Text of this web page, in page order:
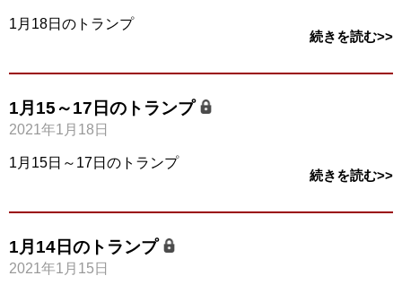
1月18日のトランプ
続きを読む>>
1月15～17日のトランプ
2021年1月18日
1月15日～17日のトランプ
続きを読む>>
1月14日のトランプ
2021年1月15日